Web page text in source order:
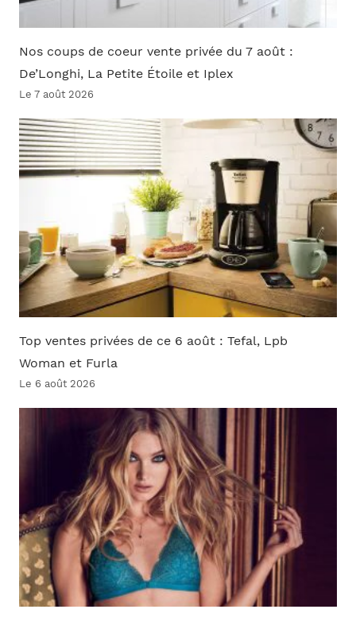
Nos coups de coeur vente privée du 7 août :
De’Longhi, La Petite Étoile et Iplex
Le 7 août 2026
Top ventes privées de ce 6 août : Tefal, Lpb
Woman et Furla
Le 6 août 2026